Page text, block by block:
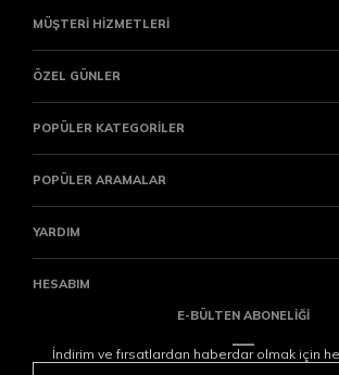
MÜŞTERİ HİZMETLERİ
ÖZEL GÜNLER
POPÜLER KATEGORİLER
POPÜLER ARAMALAR
YARDIM
HESABIM
E-BÜLTEN ABONELİĞİ
İndirim ve fırsatlardan haberdar olmak için